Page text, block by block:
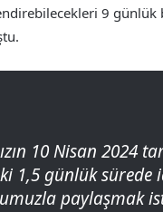
9 günlük
10 Nisan 2024
1,5 günlük sürede
paylaşmak